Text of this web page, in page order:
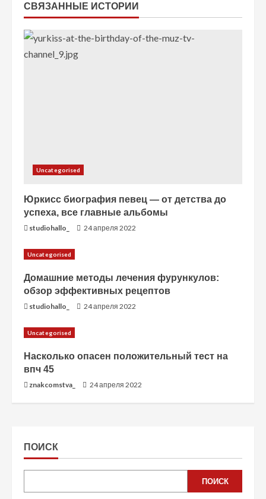
ч
т
СВЯЗАННЫЕ ИСТОРИИ
Uncategorised
Юркисс биография певец — от детства до
успеха, все главные альбомы
studiohallo_ 24 апреля 2022
Uncategorised
Домашние методы лечения фурункулов:
обзор эффективных рецептов
studiohallo_ 24 апреля 2022
Uncategorised
Насколько опасен положительный тест на
впч 45
znakcomstva_ 24 апреля 2022
ПОИСК
ПОИСК